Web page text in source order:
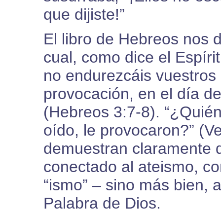
que dijiste!”
El libro de Hebreos nos
cual, como dice el
no endurezcáis
provocación, en el día
(Hebreos 3:7-8).
oído, le provocaron?”
demuestran claramente
conectado al ateismo,
“ismo” – sino más bien,
Palabra de Dios.